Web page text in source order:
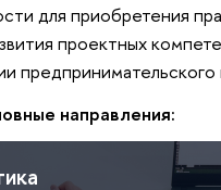
для приобретения
проектных
предпринимательского
направления: